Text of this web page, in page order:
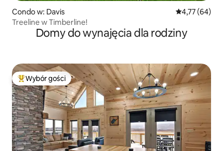
Condo w: Davis Średnia
4,77 (64)
Treeline w Timberline!
Domy do wynajęcia dla rodziny
Najpopularniejsze z kategorii Wybór gości
Wybór gości